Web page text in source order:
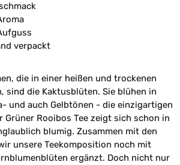
verpackt
die in einer heißen und trockenen
sind die Kaktusblüten. Sie blühen in
und auch Gelbtönen - die einzigartigen
Grüner Rooibos Tee zeigt sich schon in
blumig. Zusammen mit den
unsere Teekomposition noch mit
ergänzt. Doch nicht nur